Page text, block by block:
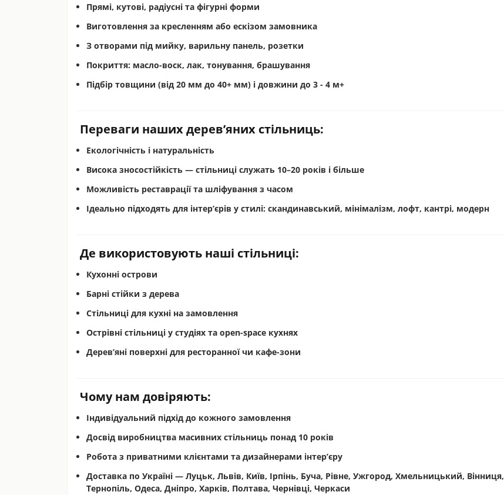
Прямі, кутові, радіусні та фігурні форми
Виготовлення за кресленням або ескізом замовника
З отворами під мийку, варильну панель, розетки
Покриття: масло-воск, лак, тонування, брашування
Підбір товщини (від 20 мм до 40+ мм) і довжини до 3 - 4 м+
Переваги наших дерев’яних стільниць:
Екологічність і натуральність
Висока зносостійкість — стільниці служать 10–20 років і більше
Можливість реставрації та шліфування з часом
Ідеально підходять для інтер’єрів у стилі: скандинавський, мінімалізм, лофт, кантрі, модерн
Де використовують наші стільниці:
Кухонні острови
Барні стійки з дерева
Стільниці для кухні на замовлення
Острівні стільниці у студіях та open-space кухнях
Дерев’яні поверхні для ресторанної чи кафе-зони
Чому нам довіряють:
Індивідуальний підхід до кожного замовлення
Досвід виробництва масивних стільниць понад 10 років
Робота з приватними клієнтами та дизайнерами інтер’єру
Доставка по Україні — Луцьк, Львів, Київ, Ірпінь, Буча, Рівне, Ужгород, Хмельницький, Вінниця,
Тернопіль, Одеса, Дніпро, Харків, Полтава, Чернівці, Черкаси